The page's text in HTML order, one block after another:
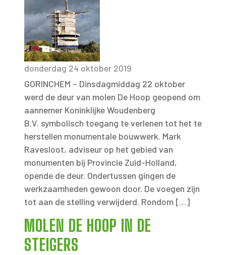
donderdag 24 oktober 2019
GORINCHEM – Dinsdagmiddag 22 oktober
werd de deur van molen De Hoop geopend om
aannemer Koninklijke Woudenberg
B.V. symbolisch toegang te verlenen tot het te
herstellen monumentale bouwwerk. Mark
Ravesloot, adviseur op het gebied van
monumenten bij Provincie Zuid-Holland,
opende de deur. Ondertussen gingen de
werkzaamheden gewoon door. De voegen zijn
tot aan de stelling verwijderd. Rondom […]
MOLEN DE HOOP IN DE
STEIGERS